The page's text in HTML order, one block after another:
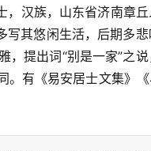
汉族，山东省济南章丘
其悠闲生活，后期多
提出词“别是一家”之
有《易安居士文集》